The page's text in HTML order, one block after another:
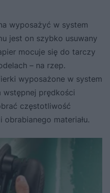
wyposażyć w system
jest on szybko usuwany
mocuje się do tarczy
– na rzep.
wyposażone w system
wstępnej prędkości
częstotliwość
materiału.